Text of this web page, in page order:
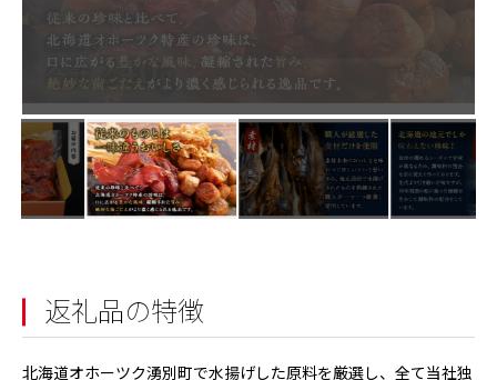
返礼品の特徴
北海道オホーツク湧別町で水揚げした原料を厳選し、全て当社独